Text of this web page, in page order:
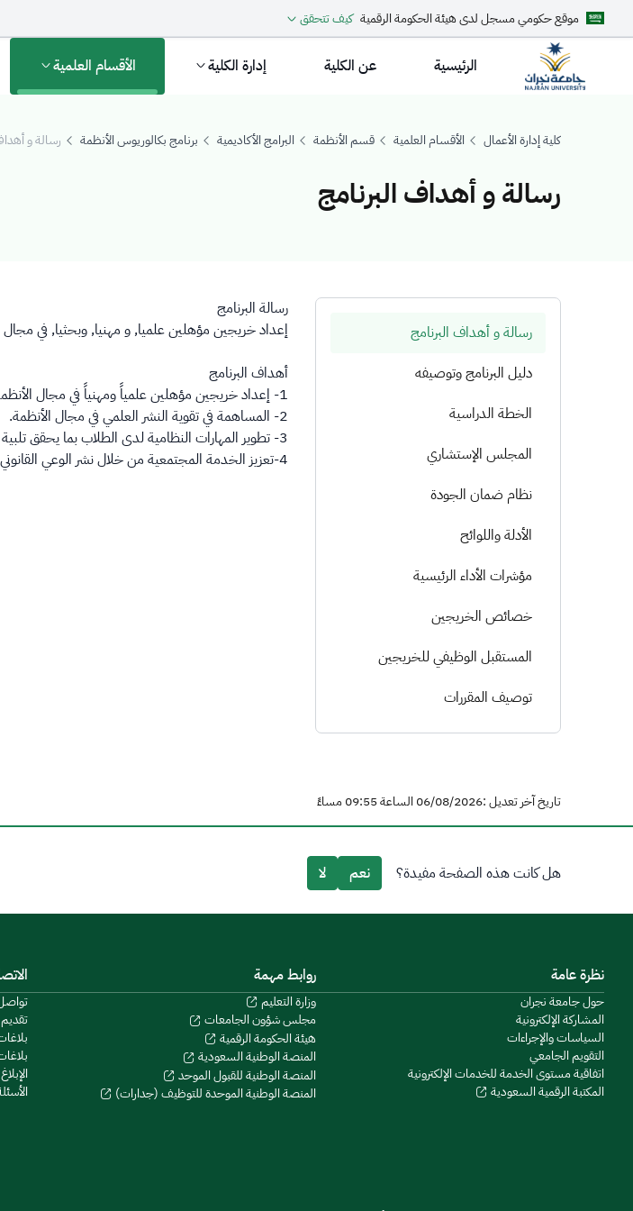
موقع حكومي مسجل لدى هيئة الحكومة الرقمية كيف تتحقق
الرئيسية عن الكلية إدارة الكلية الأقسام العلمية
كلية إدارة الأعمال الأقسام العلمية قسم الأنظمة البرامج الأكاديمية برنامج بكالوريوس الأنظمة رسالة و
رسالة و أهداف البرنامج
رسالة و أهداف البرنامج
رسالة و أهداف البرنامج
دليل البرنامج وتوصيفه
الخطة الدراسية
المجلس الإستشاري
نظام ضمان الجودة
الأدلة واللوائح
مؤشرات الأداء الرئيسية
خصائص الخريجين
المستقبل الوظيفي للخريجين
توصيف المقررات
رسالة البرنامج
إعداد خريجين مؤهلين علميا, و مهنيا, وبحثيا, في
أهداف البرنامج
1- إعداد خريجين مؤهلين علمياً ومهنياً في مجال الأنظمة , وفقاً للشريعة الإسلامية.
2- المساهمة في تقوية النشر العلمي في مجال الأنظمة.
3- تطوير المهارات النظامية لدى الطلاب بما يحقق تلبية إحتياجات سوق العمل.
4-تعزيز الخدمة المجتمعية من خلال نشر الوعي القانوني في المجتمع.
تاريخ آخر تعديل :06/08/2026 الساعة 09:55 مساءً
هل كانت هذه الصفحة مفيدة؟ نعم لا
نظرة عامة
حول جامعة نجران
المشاركة الإلكترونية
السياسات والإجراءات
التقويم الجامعي
اتفاقية مستوى الخدمة للخدمات الإلكترونية
المكتبة الرقمية السعودية
روابط مهمة
وزارة التعليم
مجلس شؤون الجامعات
هيئة الحكومة الرقمية
المنصة الوطنية السعودية
المنصة الوطنية للقبول الموحد
المنصة الوطنية الموحدة للتوظيف (جدارات)